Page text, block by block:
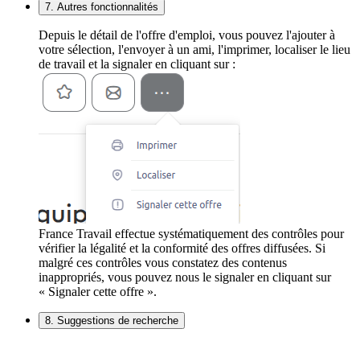
7. Autres fonctionnalités
Depuis le détail de l'offre d'emploi, vous pouvez l'ajouter à
votre sélection, l'envoyer à un ami, l'imprimer, localiser le lieu
de travail et la signaler en cliquant sur :
France Travail effectue systématiquement des contrôles pour
vérifier la légalité et la conformité des offres diffusées. Si
malgré ces contrôles vous constatez des contenus
inappropriés, vous pouvez nous le signaler en cliquant sur
« Signaler cette offre ».
8. Suggestions de recherche